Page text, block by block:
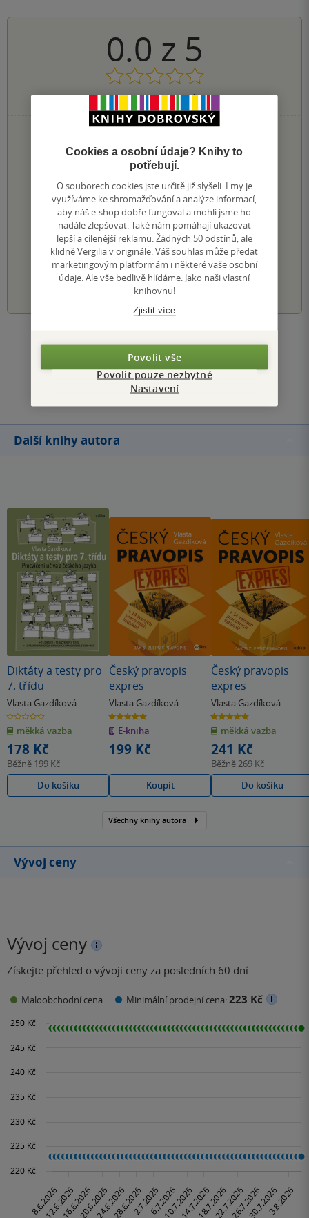
0.0 z 5
0hodnocení čtenářů
0×
4 hvězdičky
0×
3 hvězdičky
0×
1 hvezdička
PŘIDEJTE SVÉ HODNOCENÍ KNIHY
Hodnocení našich knihkupců: 0.0 z 5
1 2 3 4 5
Přidat hodnocení
Další knihy autora
Diktáty a testy pro
7. třídu
Vlasta Gazdíková
0.0
z
5
hvězdiček
měkká vazba
178 Kč
Běžně 199 Kč
Do košíku
Český pravopis
expres
Vlasta Gazdíková
5.0
z
5
hvězdiček
E-kniha
199 Kč
Koupit
Český pravopis
expres
Vlasta Gazdíková
5.0
z
5
hvězdiček
měkká vazba
241 Kč
Běžně269 Kč
Do košíku
Všechny knihy autora
Vývoj ceny
Vývoj ceny
Získejte přehled o vývoji ceny za posledních 60 dní.
Maloobchodní cena Minimální prodejní cena:223 Kč
Cookies a osobní údaje? Knihy to
potřebují.
O souborech cookies jste určitě již slyšeli. I my je
využíváme ke shromažďování a analýze informací,
aby náš e-shop dobře fungoval a mohli jsme ho
nadále zlepšovat. Také nám pomáhají ukazovat
lepší a cílenější reklamu. Žádných 50 odstínů, ale
klidně Vergilia v originále. Váš souhlas může předat
marketingovým platformám i některé vaše osobní
údaje. Ale vše bedlivě hlídáme. Jako naši vlastní
knihovnu!
Zjistit více
Povolit vše
Povolit pouze nezbytné
Nastavení